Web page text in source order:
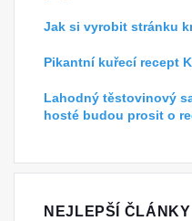
Jak si vyrobit stránku
Pikantní kuřecí recept
Lahodný těstovinový
hosté budou prosit o
NEJLEPŠÍ ČLÁNKY